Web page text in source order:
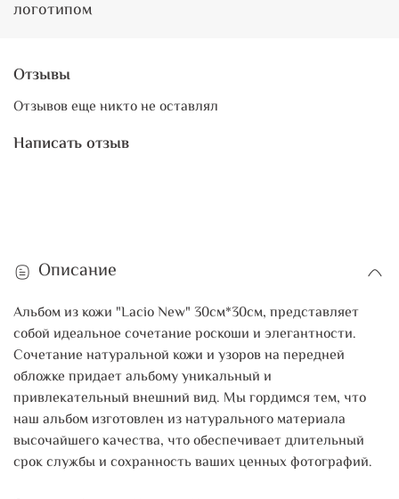
логотипом
Отзывы
Отзывов еще никто не оставлял
Написать отзыв
Описание
Альбом из кожи "Lacio New" 30см*30см, представляет
собой идеальное сочетание роскоши и элегантности.
Сочетание натуральной кожи и узоров на передней
обложке придает альбому уникальный и
привлекательный внешний вид. Мы гордимся тем, что
наш альбом изготовлен из натурального материала
высочайшего качества, что обеспечивает длительный
срок службы и сохранность ваших ценных фотографий.